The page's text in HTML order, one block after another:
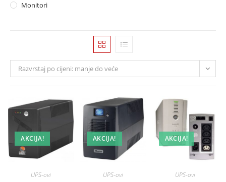
Monitori
Razvrstaj po cijeni: manje do veće
AKCIJA!
UPS-ovi
AKCIJA!
UPS-ovi
AKCIJA!
UPS-ovi